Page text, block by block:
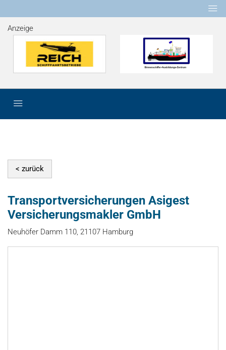
Anzeige
Transportversicherungen Asigest
Versicherungsmakler GmbH
Neuhöfer Damm 110, 21107 Hamburg